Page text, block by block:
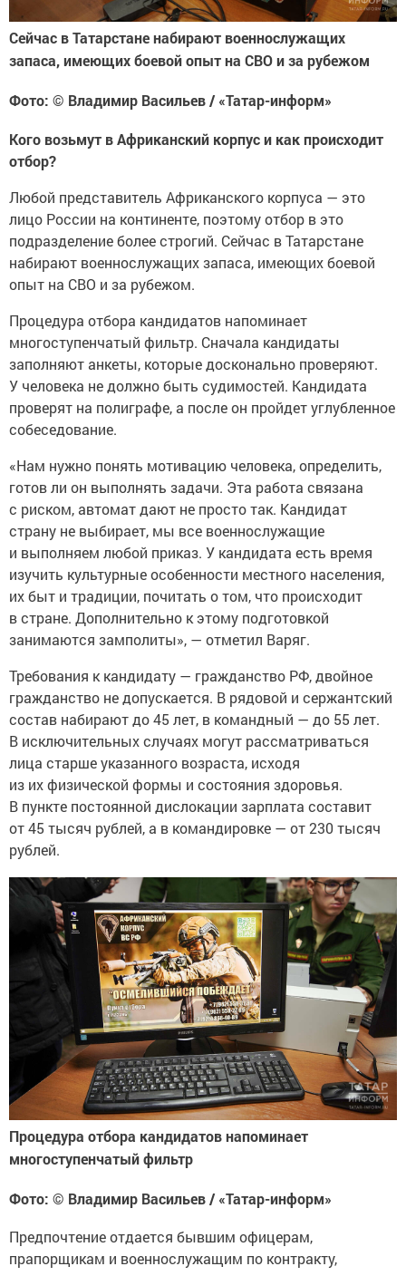
Сейчас в Татарстане набирают военнослужащих
запаса, имеющих боевой опыт на СВО и за рубежом
Фото: © Владимир Васильев / «Татар-информ»
Кого возьмут в Африканский корпус и как происходит
отбор?
Любой представитель Африканского корпуса — это
лицо России на континенте, поэтому отбор в это
подразделение более строгий. Сейчас в Татарстане
набирают военнослужащих запаса, имеющих боевой
опыт на СВО и за рубежом.
Процедура отбора кандидатов напоминает
многоступенчатый фильтр. Сначала кандидаты
заполняют анкеты, которые досконально проверяют.
У человека не должно быть судимостей. Кандидата
проверят на полиграфе, а после он пройдет углубленное
собеседование.
«Нам нужно понять мотивацию человека, определить,
готов ли он выполнять задачи. Эта работа связана
с риском, автомат дают не просто так. Кандидат
страну не выбирает, мы все военнослужащие
и выполняем любой приказ. У кандидата есть время
изучить культурные особенности местного населения,
их быт и традиции, почитать о том, что происходит
в стране. Дополнительно к этому подготовкой
занимаются замполиты», — отметил Варяг.
Требования к кандидату — гражданство РФ, двойное
гражданство не допускается. В рядовой и сержантский
состав набирают до 45 лет, в командный — до 55 лет.
В исключительных случаях могут рассматриваться
лица старше указанного возраста, исходя
из их физической формы и состояния здоровья.
В пункте постоянной дислокации зарплата составит
от 45 тысяч рублей, а в командировке — от 230 тысяч
рублей.
Процедура отбора кандидатов напоминает
многоступенчатый фильтр
Фото: © Владимир Васильев / «Татар-информ»
Предпочтение отдается бывшим офицерам,
прапорщикам и военнослужащим по контракту,